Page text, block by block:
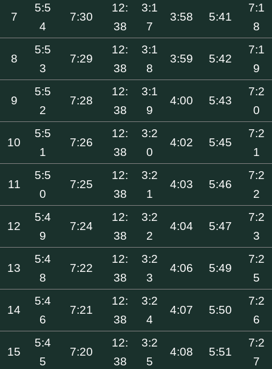
7
5:5
4
7:30
12:
38
3:1
7
3:58 5:41
7:1
8
8
5:5
3
7:29
12:
38
3:1
8
3:59 5:42
7:1
9
9
5:5
2
7:28
12:
38
3:1
9
4:00 5:43
7:2
0
10
5:5
1
7:26
12:
38
3:2
0
4:02 5:45
7:2
1
11
5:5
0
7:25
12:
38
3:2
1
4:03 5:46
7:2
2
12
5:4
9
7:24
12:
38
3:2
2
4:04 5:47
7:2
3
13
5:4
8
7:22
12:
38
3:2
3
4:06 5:49
7:2
5
14
5:4
6
7:21
12:
38
3:2
4
4:07 5:50
7:2
6
15
5:4
5
7:20
12:
38
3:2
5
4:08 5:51
7:2
7